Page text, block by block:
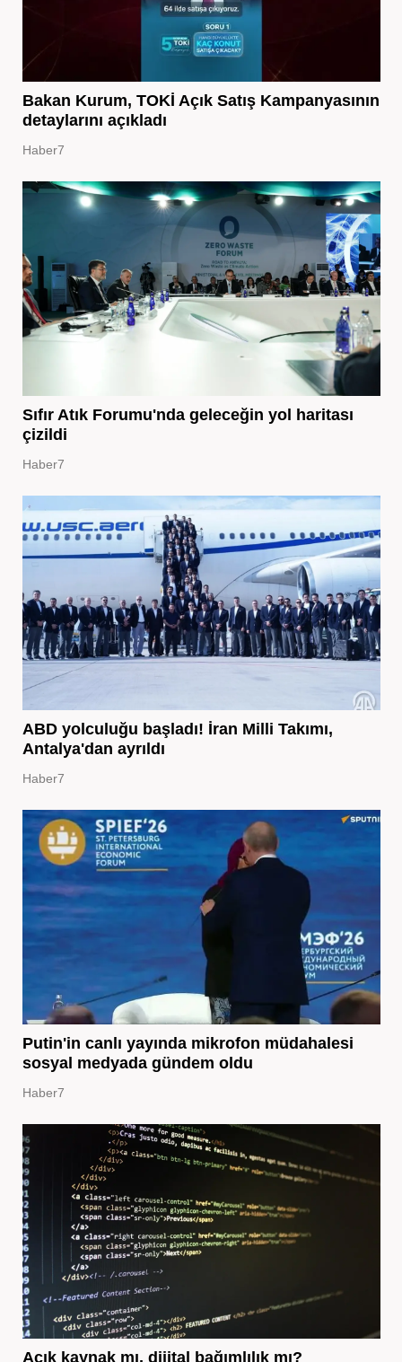
Bakan Kurum, TOKİ Açık Satış Kampanyasının
detaylarını açıkladı
Haber7
Sıfır Atık Forumu'nda geleceğin yol haritası
çizildi
Haber7
ABD yolculuğu başladı! İran Milli Takımı,
Antalya'dan ayrıldı
Haber7
Putin'in canlı yayında mikrofon müdahalesi
sosyal medyada gündem oldu
Haber7
Açık kaynak mı, dijital bağımlılık mı?